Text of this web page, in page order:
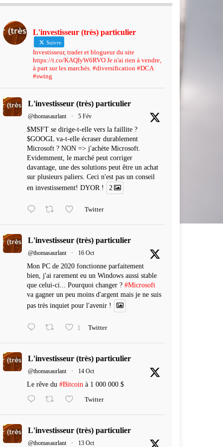
L'investisseur (très) particulier
Suivre
Investisseur, trader et blogueur du site
https://t.co/KAQIyW6RVO Je n'ai rien à vendre,
à part sur les marchés. #diversification #DCA
#swing
L'investisseur (très) particulier
@thomasaurlant · 5 Fév
$MSFT se dirige-t-elle vers la faillite ?
$GOOGL va-t-elle écraser durablement
Microsoft ? NON => j'achète Microsoft.
Evidemment, le marché peut corriger
davantage, une des solutions peut être un achat
sur plusieurs paliers. Ceci n'est pas un conseil
en investissement! DYOR !
2
Twitter
L'investisseur (très) particulier
@thomasaurlant · 16 Oct
Mon PC de 2020 fonctionne parfaitement
bien, j'ai rarement eu un Windows aussi stable
que celui-ci... Pourquoi changer ? #Microsoft
va gagner un peu moins d'argent mais je ne suis
pas très inquiet pour l'avenir !
1 Twitter
L'investisseur (très) particulier
@thomasaurlant · 14 Oct
Le rêve du #Bitcoin à 1 000 000 $
Twitter
L'investisseur (très) particulier
@thomasaurlant · 13 Oct